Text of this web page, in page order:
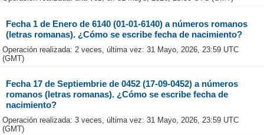
Fecha 1 de Enero de 6140 (01-01-6140) a números romanos
(letras romanas). ¿Cómo se escribe fecha de nacimiento?
Operación realizada: 2 veces, última vez: 31 Mayo, 2026, 23:59 UTC
(GMT)
Fecha 17 de Septiembrie de 0452 (17-09-0452) a números
romanos (letras romanas). ¿Cómo se escribe fecha de
nacimiento?
Operación realizada: 3 veces, última vez: 31 Mayo, 2026, 23:59 UTC
(GMT)